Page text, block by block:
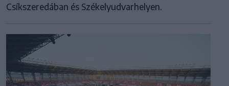
Csíkszeredában és Székelyudvarhelyen.